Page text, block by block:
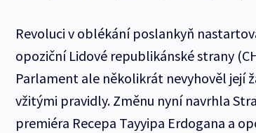
Revoluci v oblékání poslankyň
opoziční Lidové republikánské strany
Parlament ale několikrát nevyhověl její
vžitými pravidly. Změnu nyní navrhla
premiéra Recepa Tayyipa Erdogana a